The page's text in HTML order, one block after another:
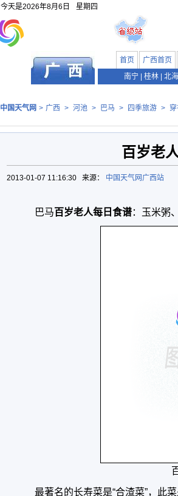
今天是2026年8月6日 星期四
首页 广西首页
南宁
桂林 北海
中国天气网 > 广西 > 河池 > 巴马 > 四季旅游 >
百岁老
2013-01-07 11:16:30 来源： 中国天气网广西站
巴马百岁老人每日食谱：玉米粥
最著名的长寿菜是“合渣菜”，此